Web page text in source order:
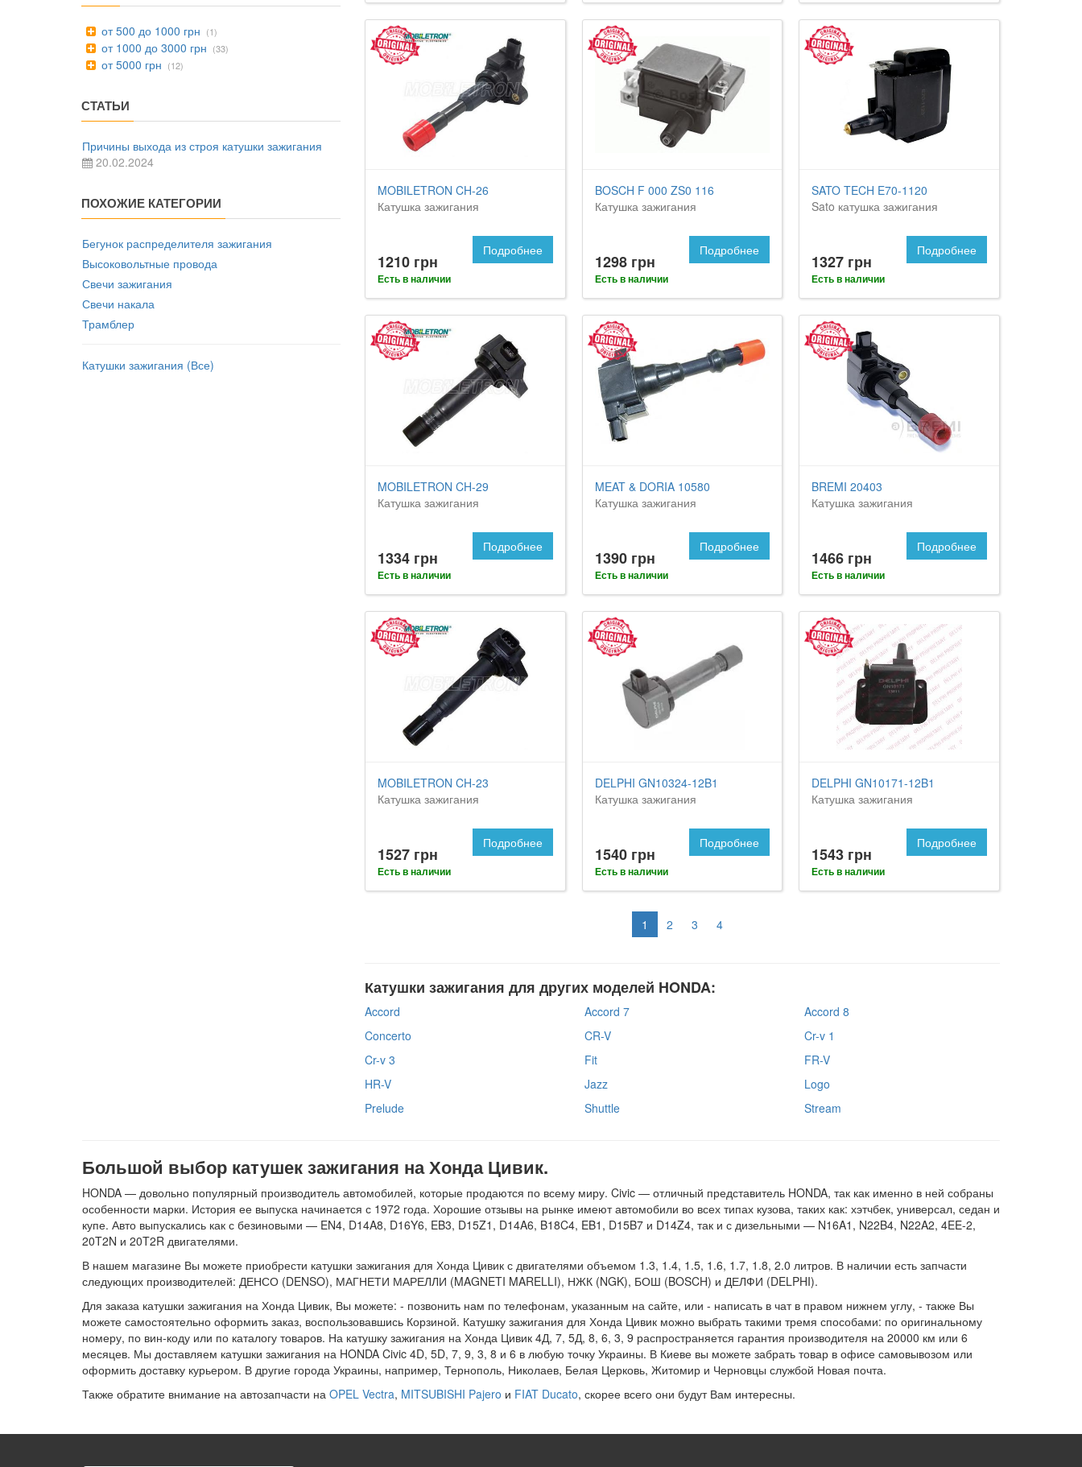
от 500 до 1000 грн (1)
от 1000 до 3000 грн (33)
от 5000 грн (12)
СТАТЬИ
Причины выхода из строя катушки зажигания
20.02.2024
ПОХОЖИЕ КАТЕГОРИИ
Бегунок распределителя зажигания
Высоковольтные провода
Свечи зажигания
Свечи накала
Трамблер
Катушки зажигания (Все)
MOBILETRON CH-26
Катушка зажигания
1210 грн
Есть в наличии
Подробнее
BOSCH F 000 ZS0 116
Катушка зажигания
1298 грн
Есть в наличии
Подробнее
SATO TECH E70-1120
Sato катушка зажигания
1327 грн
Есть в наличии
Подробнее
MOBILETRON CH-29
Катушка зажигания
1334 грн
Есть в наличии
Подробнее
MEAT & DORIA 10580
Катушка зажигания
1390 грн
Есть в наличии
Подробнее
BREMI 20403
Катушка зажигания
1466 грн
Есть в наличии
Подробнее
MOBILETRON CH-23
Катушка зажигания
1527 грн
Есть в наличии
Подробнее
DELPHI GN10324-12B1
Катушка зажигания
1540 грн
Есть в наличии
Подробнее
DELPHI GN10171-12B1
Катушка зажигания
1543 грн
Есть в наличии
Подробнее
1 2 3 4
Катушки зажигания для других моделей HONDA:
Accord Accord 7
Accord 8
Concerto
CR-V
Cr-v 1
Cr-v 3
Fit
FR-V
HR-V
Jazz
Logo
Prelude
Shuttle Stream
Большой выбор катушек зажигания на Хонда Цивик.
HONDA — довольно популярный производитель автомобилей, которые продаются по всему миру. Civic — отличный представитель HONDA, так как именно в ней собраны
особенности марки. История ее выпуска начинается с 1972 года. Хорошие отзывы на рынке имеют автомобили во всех типах кузова, таких как: хэтчбек, универсал, седан и
купе. Авто выпускались как с безиновыми — EN4, D14A8, D16Y6, EB3, D15Z1, D14A6, B18C4, EB1, D15B7 и D14Z4, так и с дизельными — N16A1, N22B4, N22A2, 4EE-2,
20T2N и 20T2R двигателями.
В нашем магазине Вы можете приобрести катушки зажигания для Хонда Цивик с двигателями объемом 1.3, 1.4, 1.5, 1.6, 1.7, 1.8, 2.0 литров. В наличии есть запчасти
следующих производителей: ДЕНСО (DENSO), МАГНЕТИ МАРЕЛЛИ (MAGNETI MARELLI), НЖК (NGK), БОШ (BOSCH) и ДЕЛФИ (DELPHI).
Для заказа катушки зажигания на Хонда Цивик, Вы можете: - позвонить нам по телефонам, указанным на сайте, или - написать в чат в правом нижнем углу, - также Вы
можете самостоятельно оформить заказ, воспользовавшись Корзиной. Катушку зажигания для Хонда Цивик можно выбрать такими тремя способами: по оригинальному
номеру, по вин-коду или по каталогу товаров. На катушку зажигания на Хонда Цивик 4Д, 7, 5Д, 8, 6, 3, 9 распространяется гарантия производителя на 20000 км или 6
месяцев. Мы доставляем катушки зажигания на HONDA Civic 4D, 5D, 7, 9, 3, 8 и 6 в любую точку Украины. В Киеве вы можете забрать товар в офисе самовывозом или
оформить доставку курьером. В другие города Украины, например, Тернополь, Николаев, Белая Церковь, Житомир и Черновцы службой Новая почта.
Также обратите внимание на автозапчасти на OPEL Vectra, MITSUBISHI Pajero и FIAT Ducato, скорее всего они будут Вам интересны.